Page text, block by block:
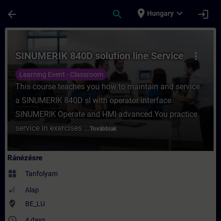
arrow_back search place Hungary expand_more login
Tanfolyam - SINUMERIK 840D solution
more_vert
SINUMERIK 840D solution line Service
Learning Event - Classroom
This course teaches you how to maintain and service
a SINUMERIK 840D sl with operator interface
SINUMERIK Operate and HMI advanced.You practice
service in exercises ...Továbbiak
Ránézésre
widgets Tanfolyam
Alap
where_to_vote BE_LU